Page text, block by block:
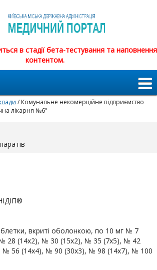
в стадії бета-тестування та наповнення
контентом.
/ Комунальне некомерційне підприємство
лікарня №6"
вкриті оболонкою, по 10 мг № 7
28 (14х2), № 30 (15х2), № 35 (7х5), № 42
№ 56 (14х4), № 90 (30х3), № 98 (14х7), № 100